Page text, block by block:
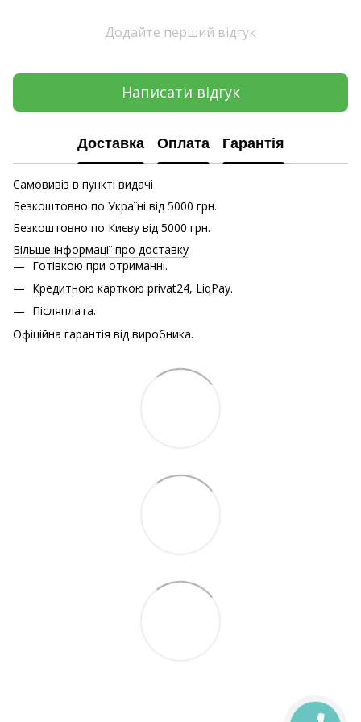
Додайте перший відгук
Написати відгук
Доставка Оплата Гарантія
Самовивіз в пункті видачі
Безкоштовно по Україні від 5000 грн.
Безкоштовно по Києву від 5000 грн.
Більше інформації про доставку
Готівкою при отриманні.
Кредитною карткою privat24, LiqPay.
Післяплата.
Офіційна гарантія від виробника.